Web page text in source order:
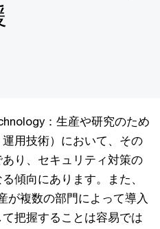
：生産や研究のため
用技術）において、その
り、セキュリティ対策の
傾向にあります。また、
が複数の部門によって導入
把握することは容易では